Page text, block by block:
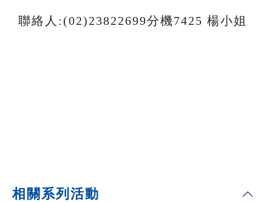
聯絡人:(02)23822699分機7425 楊小姐
相關系列活動